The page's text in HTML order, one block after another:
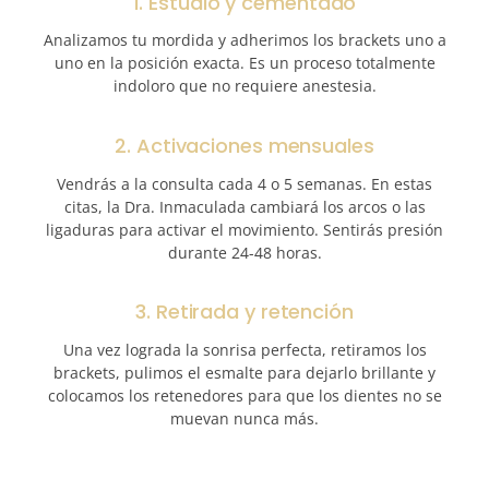
Analizamos tu mordida y adherimos los brackets uno a
uno en la posición exacta. Es un proceso totalmente
indoloro que no requiere anestesia.
2. Activaciones mensuales
Vendrás a la consulta cada 4 o 5 semanas. En estas
citas, la Dra. Inmaculada cambiará los arcos o las
ligaduras para activar el movimiento. Sentirás presión
durante 24-48 horas.
3. Retirada y retención
Una vez lograda la sonrisa perfecta, retiramos los
brackets, pulimos el esmalte para dejarlo brillante y
colocamos los retenedores para que los dientes no se
muevan nunca más.